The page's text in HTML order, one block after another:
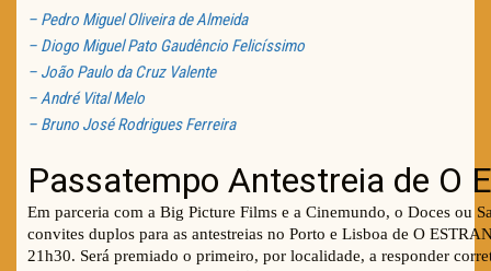
– Pedro Miguel Oliveira de Almeida
– Diogo Miguel Pato Gaudêncio Felicíssimo
– João Paulo da Cruz Valente
– André Vital Melo
– Bruno José Rodrigues Ferreira